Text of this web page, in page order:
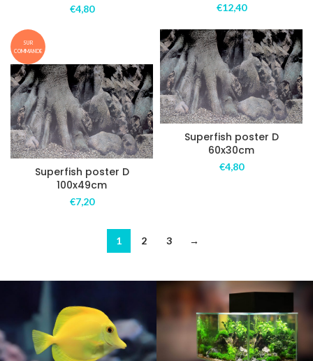
€4,80 €12,40
SUR
COMMANDE
Superfish poster D
100x49cm
€7,20
Superfish poster D
60x30cm
€4,80
1 2 3 →